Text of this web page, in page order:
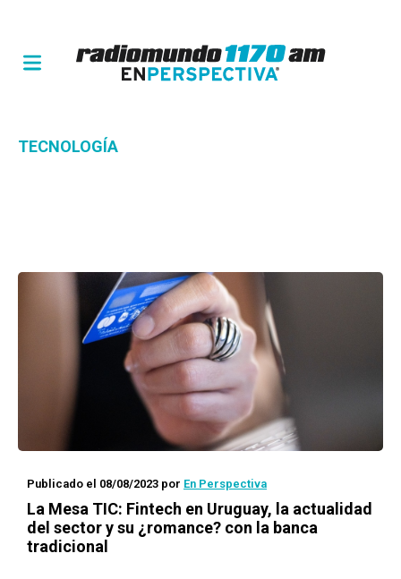
TECNOLOGÍA
Publicado el 08/08/2023 por En Perspectiva
La Mesa TIC: Fintech en Uruguay, la actualidad
del sector y su ¿romance? con la banca
tradicional